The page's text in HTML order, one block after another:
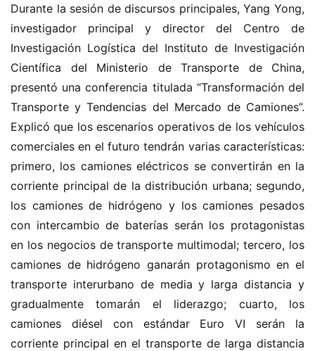
Durante la sesión de discursos principales, Yang Yong,
investigador principal y director del Centro de
Investigación Logística del Instituto de Investigación
Científica del Ministerio de Transporte de China,
presentó una conferencia titulada “Transformación del
Transporte y Tendencias del Mercado de Camiones”.
Explicó que los escenarios operativos de los vehículos
comerciales en el futuro tendrán varias características:
primero, los camiones eléctricos se convertirán en la
corriente principal de la distribución urbana; segundo,
los camiones de hidrógeno y los camiones pesados
con intercambio de baterías serán los protagonistas
en los negocios de transporte multimodal; tercero, los
camiones de hidrógeno ganarán protagonismo en el
transporte interurbano de media y larga distancia y
gradualmente tomarán el liderazgo; cuarto, los
camiones diésel con estándar Euro VI serán la
corriente principal en el transporte de larga distancia